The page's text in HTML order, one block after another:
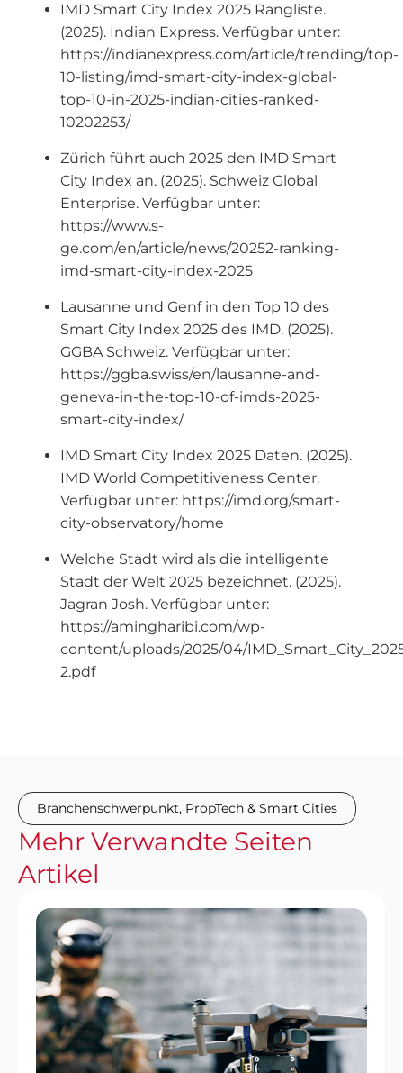
IMD Smart City Index 2025 Rangliste.
(2025). Indian Express. Verfügbar unter:
https://indianexpress.com/article/trending/top-
10-listing/imd-smart-city-index-global-
top-10-in-2025-indian-cities-ranked-
10202253/
Zürich führt auch 2025 den IMD Smart
City Index an. (2025). Schweiz Global
Enterprise. Verfügbar unter:
https://www.s-
ge.com/en/article/news/20252-ranking-
imd-smart-city-index-2025
Lausanne und Genf in den Top 10 des
Smart City Index 2025 des IMD. (2025).
GGBA Schweiz. Verfügbar unter:
https://ggba.swiss/en/lausanne-and-
geneva-in-the-top-10-of-imds-2025-
smart-city-index/
IMD Smart City Index 2025 Daten. (2025).
IMD World Competitiveness Center.
Verfügbar unter: https://imd.org/smart-
city-observatory/home
Welche Stadt wird als die intelligente
Stadt der Welt 2025 bezeichnet. (2025).
Jagran Josh. Verfügbar unter:
https://amingharibi.com/wp-
content/uploads/2025/04/
2.pdf
Branchenschwerpunkt, PropTech & Smart Cities
Mehr Verwandte Seiten
Artikel